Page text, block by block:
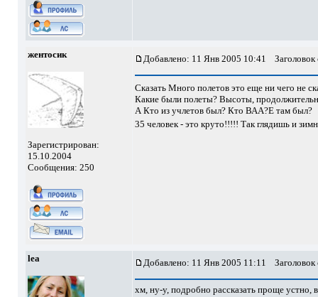
жентосик
Зарегистрирован:
15.10.2004
Сообщения: 250
Добавлено: 11 Янв 2005 10:41
Сказать Много полетов это еще ни чего не
Какие были полеты? Высоты,
А Кто из учлетов был? Кто ВАА?Е там был?
35 человек - это круто!!!!! Так глядишь и
lea Добавлено: 11 Янв 2005 11:11
хм, ну-у, подробно рассказать проще